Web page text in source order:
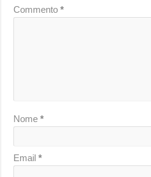
Commento*
Nome*
Email*